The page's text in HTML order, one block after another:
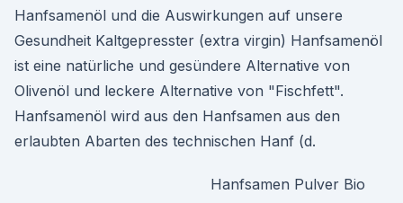
Hanfsamenöl und die Auswirkungen auf unsere
Gesundheit Kaltgepresster (extra virgin) Hanfsamenöl
ist eine natürliche und gesündere Alternative von
Olivenöl und leckere Alternative von "Fischfett".
Hanfsamenöl wird aus den Hanfsamen aus den
erlaubten Abarten des technischen Hanf (d.
Hanfsamen Pulver Bio